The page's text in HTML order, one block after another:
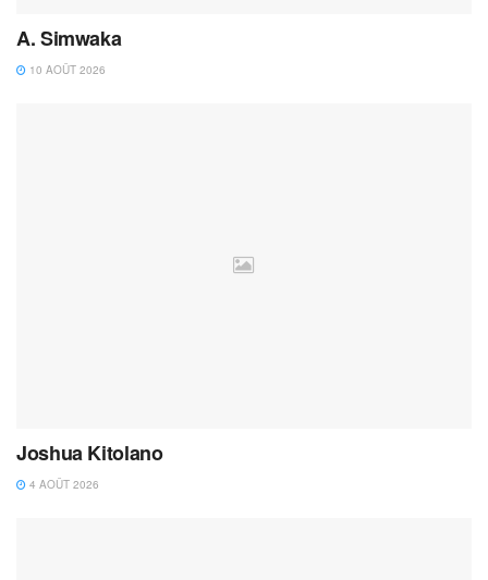
A. Simwaka
10 AOÛT 2026
Joshua Kitolano
4 AOÛT 2026